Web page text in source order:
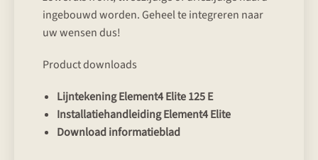
ingebouwd worden. Geheel te integreren naar
uw wensen dus!
Product downloads
Lijntekening Element4 Elite 125 E
Installatiehandleiding Element4 Elite
Download informatieblad